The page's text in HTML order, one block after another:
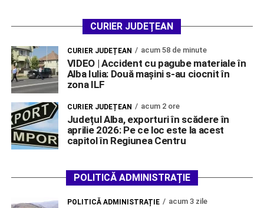
CURIER JUDEȚEAN
CURIER JUDEȚEAN acum 58 de minute
VIDEO | Accident cu pagube materiale în
Alba Iulia: Două mașini s-au ciocnit în
zona ILF
CURIER JUDEȚEAN acum 2 ore
Județul Alba, exporturi în scădere în
aprilie 2026: Pe ce loc este la acest
capitol în Regiunea Centru
POLITICĂ ADMINISTRAȚIE
POLITICĂ ADMINISTRAȚIE acum 3 zile